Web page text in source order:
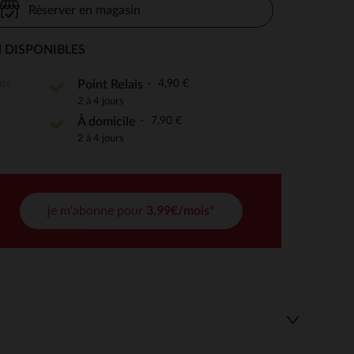
de confidentialité, en garantissant la conformité avec
Réserver en magasin
Point Relais 4,90 €
2 à 4 jours
À domicile 7,90 €
2 à 4 jours
je m'abonne pour 3,99€/mois*